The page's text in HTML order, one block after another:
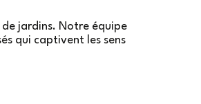
jardins. Notre équipe
qui captivent les sens